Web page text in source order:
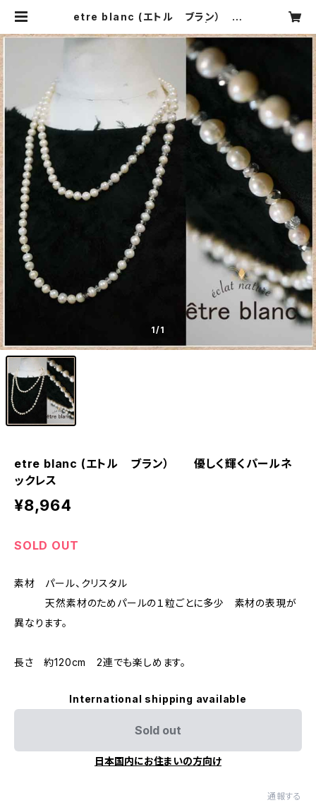
etre blanc (エトル ブラン）
IER MIKI
1/1
etre blanc (エトル ブラン） 優しく輝くパールネ
ックレス
¥8,964
SOLD OUT
素材 パール、クリスタル
天然素材のためパールの１粒ごとに多少 素材の表現が
異なります。
長さ 約120cm 2連でも楽しめます。
International shipping available
Sold out
日本国内にお住まいの方向け
通報する